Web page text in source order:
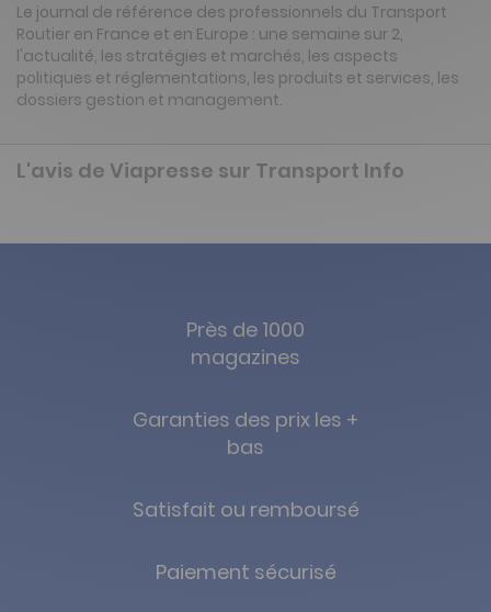
Le journal de référence des professionnels du Transport
Routier en France et en Europe : une semaine sur 2,
l'actualité, les stratégies et marchés, les aspects
politiques et réglementations, les produits et services, les
dossiers gestion et management.
L'avis de Viapresse sur Transport Info
Près de 1000
magazines
Garanties des prix les +
bas
Satisfait ou remboursé
Paiement sécurisé